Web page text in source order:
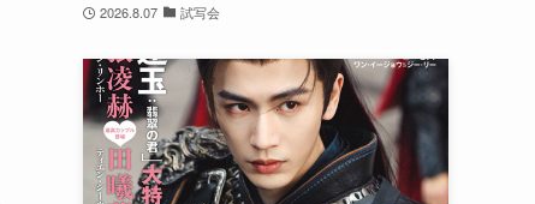
2026.8.07 試写会